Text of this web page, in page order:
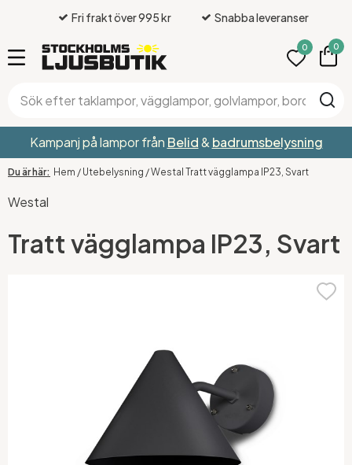
Fri frakt över 995 kr Snabba leveranser
0 0
Kampanj på lampor från Belid& badrumsbelysning
Hem / Utebelysning /Westal Tratt vägglampa IP23, Svart
Westal
Tratt vägglampa IP23, Svart